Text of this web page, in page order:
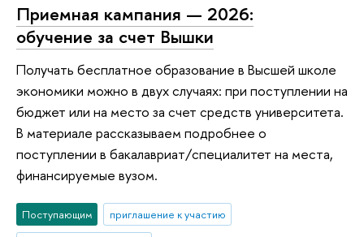
Приемная кампания — 2026:
обучение за счет Вышки
Получать бесплатное образование в Высшей школе
экономики можно в двух случаях: при поступлении на
бюджет или на место за счет средств университета.
В материале рассказываем подробнее о
поступлении в бакалавриат/специалитет на места,
финансируемые вузом.
Поступающим
приглашение к участию